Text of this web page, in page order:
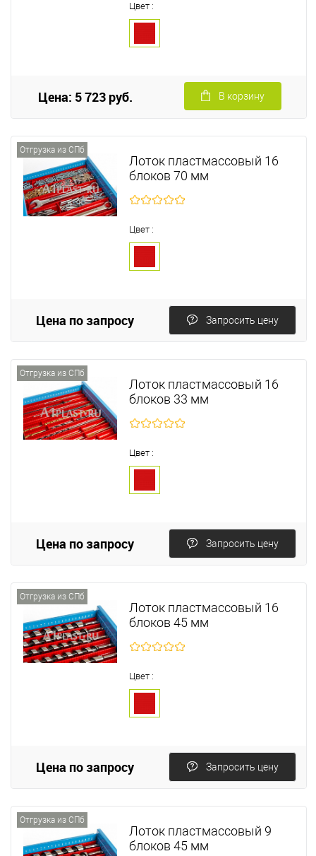
Цвет :
Цена: 5 723 руб. В корзину
Отгрузка из СПб
Лоток пластмассовый 16
блоков 70 мм
Цвет :
Цена по запросу Запросить цену
Отгрузка из СПб
Лоток пластмассовый 16
блоков 33 мм
Цвет :
Цена по запросу Запросить цену
Отгрузка из СПб
Лоток пластмассовый 16
блоков 45 мм
Цвет :
Цена по запросу Запросить цену
Отгрузка из СПб
Лоток пластмассовый 9
блоков 45 мм